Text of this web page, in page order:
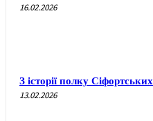
16.02.2026
З історії полку
13.02.2026